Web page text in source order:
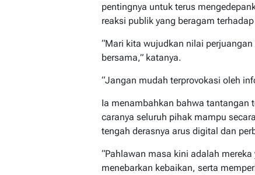
pentingnya untuk terus
reaksi publik yang beragam
“Mari kita wujudkan nilai
bersama,” katanya.
“Jangan mudah terprovokasi oleh
Ia menambahkan bahwa tantangan
caranya seluruh pihak mampu
tengah derasnya arus digital dan
“Pahlawan masa kini adalah
menebarkan kebaikan, serta